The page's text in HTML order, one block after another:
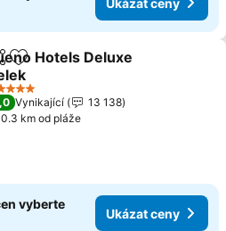
Přidat na seznam oblíbených
Hotels Deluxe
ceny
hvězdiček
Vynikající
13 138
0.3 km od pláže
vyberte
Ukázat ceny